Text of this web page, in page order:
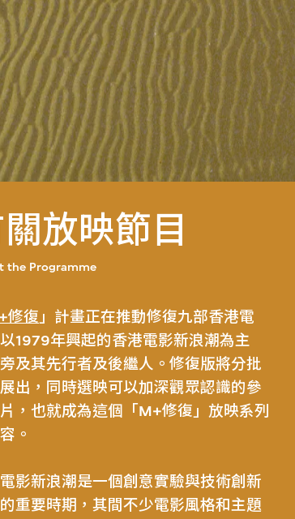
放映節目
the Programme
修復 」計畫正在推動修復九部香港電
1979年興起的香港電影新浪潮為主
及其先行者及後繼人。修復版將分批
出，同時選映可以加深觀眾認識的參
，也就成為這個「M+修復」放映系列
。
影新浪潮是一個創意實驗與技術創新
重要時期，其間不少電影風格和主題